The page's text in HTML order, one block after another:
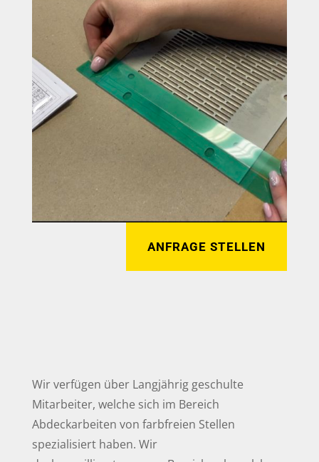
ANFRAGE STELLEN
Wir verfügen über Langjährig geschulte
Mitarbeiter, welche sich im Bereich
Abdeckarbeiten von farbfreien Stellen
spezialisiert haben. Wir